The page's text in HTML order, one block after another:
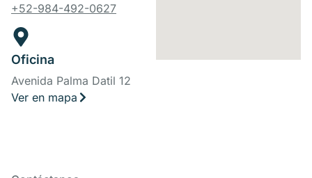
+52-984-492-0627
Oficina
Avenida Palma Datil 12
Ver en mapa